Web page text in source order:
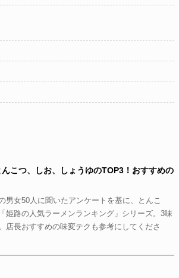
こつ、しお、しょうゆのTOP3！おすすめの
男女50人に聞いたアンケートを基に、とんこ
姫路の人気ラーメンランキング」シリーズ。3味
店長おすすめの味変テクも参考にしてくださ